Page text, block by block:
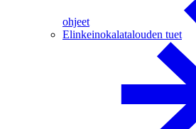
ohjeet
Elinkeinokalatalouden tuet